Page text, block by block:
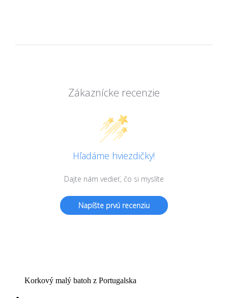
Zákaznícke recenzie
Hľadáme hviezdičky!
Dajte nám vedieť, čo si myslíte
Napíšte prvú recenziu
Korkový malý batoh z Portugalska